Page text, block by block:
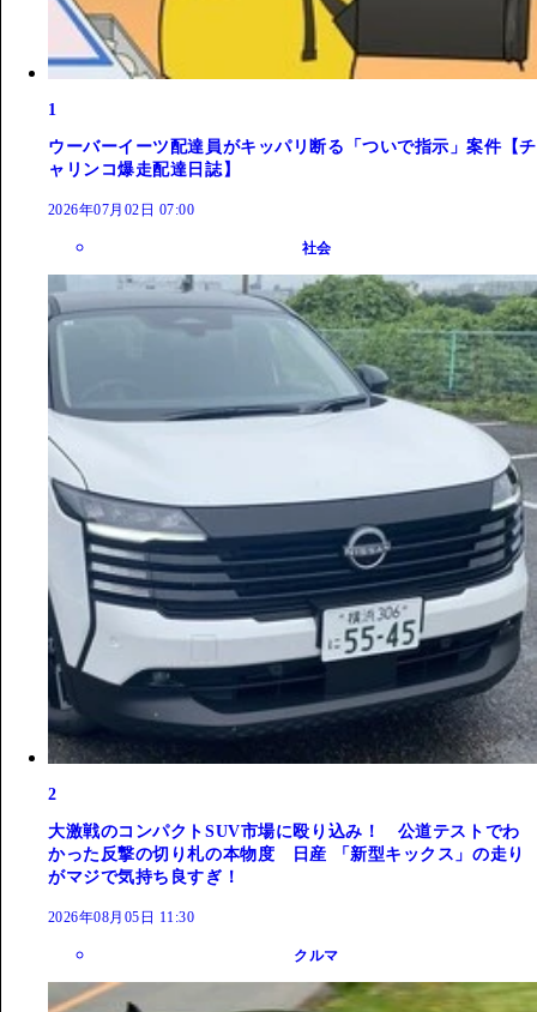
1
ウーバーイーツ配達員がキッパリ断る「ついで指示」案件【チ
ャリンコ爆走配達日誌】
2026年07月02日 07:00
社会
2
大激戦のコンパクトSUV市場に殴り込み！ 公道テストでわ
かった反撃の切り札の本物度 日産 「新型キックス」の走り
がマジで気持ち良すぎ！
2026年08月05日 11:30
クルマ